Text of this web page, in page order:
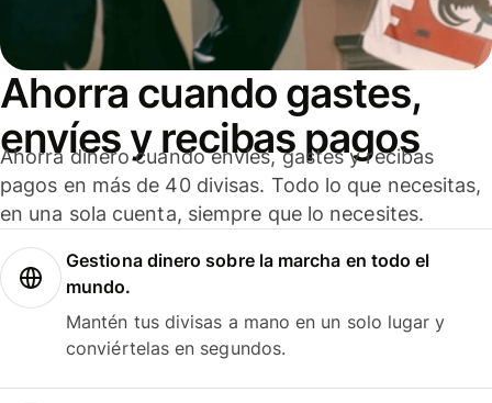
Ahorra cuando gastes,
envíes y recibas pagos
Ahorra dinero cuando envíes, gastes y recibas
pagos en más de 40 divisas. Todo lo que necesitas,
en una sola cuenta, siempre que lo necesites.
Gestiona dinero sobre la marcha en todo el
mundo.
Mantén tus divisas a mano en un solo lugar y
conviértelas en segundos.